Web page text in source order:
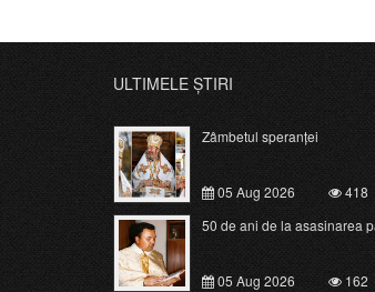
ULTIMELE ȘTIRI
Zâmbetul speranței
05 Aug 2026 418
50 de ani de la asasinarea
05 Aug 2026 162